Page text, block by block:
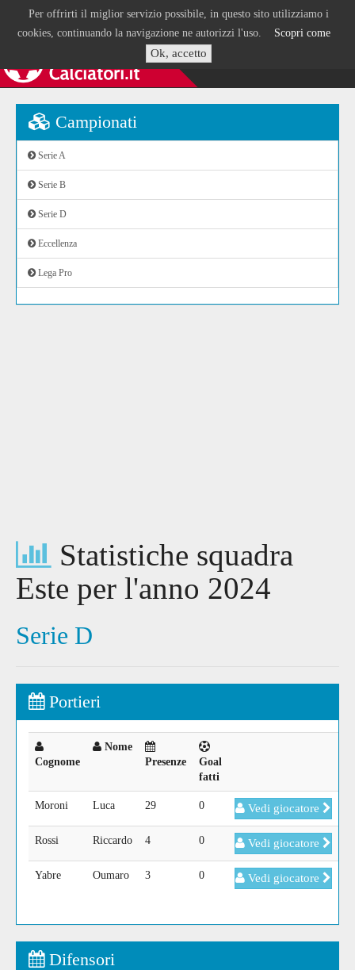
Per offrirti il miglior servizio possibile, in questo sito utilizziamo i
cookies, continuando la navigazione ne autorizzi l'uso. Scopri come
Ok, accetto
Campionati
Serie A
Serie B
Serie D
Eccellenza
Lega Pro
Statistiche squadra
Este per l'anno 2024
Serie D
Portieri
Cognome
Nome
Presenze
Goal
fatti
Moroni Luca 29 0 Vedi giocatore
Rossi Riccardo 4 0 Vedi giocatore
Yabre Oumaro 3 0 Vedi giocatore
Difensori